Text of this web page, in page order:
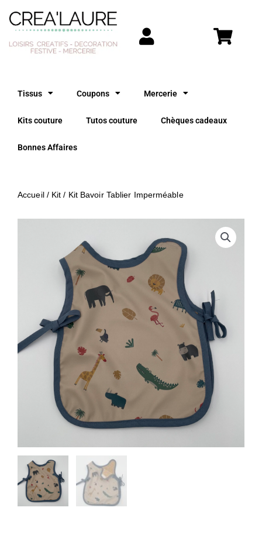
contenu
Tissus Coupons Mercerie
Kits couture Tutos couture Chèques cadeaux
Bonnes Affaires
Accueil/ Kit / Kit Bavoir Tablier Imperméable